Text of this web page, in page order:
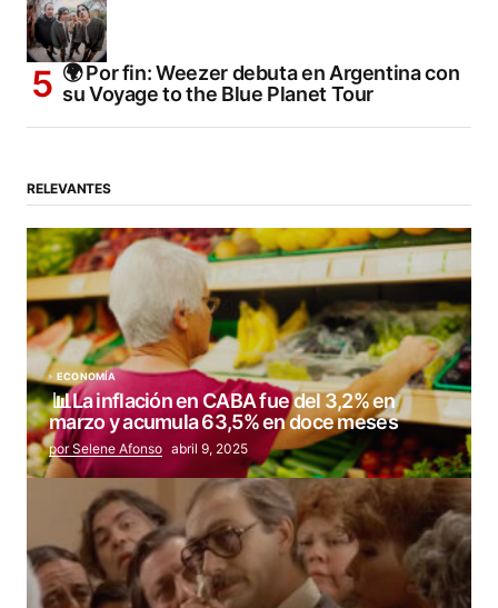
🌍 Por fin: Weezer debuta en Argentina con
su Voyage to the Blue Planet Tour
RELEVANTES
ECONOMÍA
📊La inflación en CABA fue del 3,2% en
marzo y acumula 63,5% en doce meses
por Selene Afonso abril 9, 2025